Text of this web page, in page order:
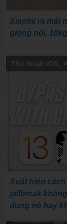
Xiaomi ra mắt
giọng nói,
Thủ thuật iOS ,
Xuất hiện
jailbreak
dung nó hay